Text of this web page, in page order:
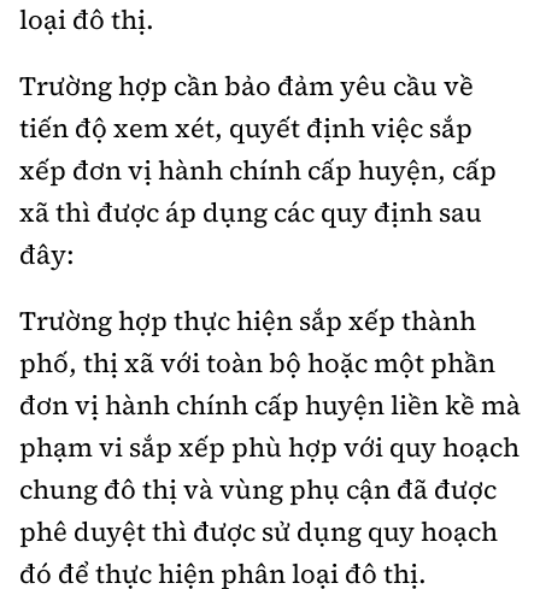
soạn
loại đô thị.
Trường hợp cần bảo đảm yêu cầu về
tiến độ xem xét, quyết định việc sắp
xếp đơn vị hành chính cấp huyện, cấp
xã thì được áp dụng các quy định sau
đây:
Trường hợp thực hiện sắp xếp thành
phố, thị xã với toàn bộ hoặc một phần
đơn vị hành chính cấp huyện liền kề mà
phạm vi sắp xếp phù hợp với quy hoạch
chung đô thị và vùng phụ cận đã được
phê duyệt thì được sử dụng quy hoạch
đó để thực hiện phân loại đô thị.